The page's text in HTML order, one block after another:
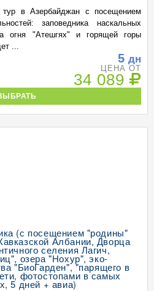
тур в Азербайджан с посещением
заповедника наскальных
огня "Атешгях" и горящей горы
...
5 дн
ЦЕНА ОТ
34 089
(с посещением "родины"
Албании, Дворца
селения Лагич,
озера "Нохур", эко-
"БиоГарден", "парящего в
фотостопами в самых
5 дней + авиа)